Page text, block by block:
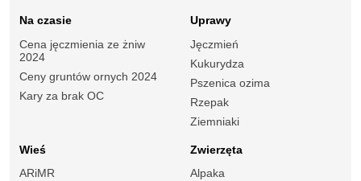
Na czasie
Cena jęczmienia ze żniw
2024
Ceny gruntów ornych 2024
Kary za brak OC
Uprawy
Jęczmień
Kukurydza
Pszenica ozima
Rzepak
Ziemniaki
Wieś
ARiMR
Zwierzęta
Alpaka